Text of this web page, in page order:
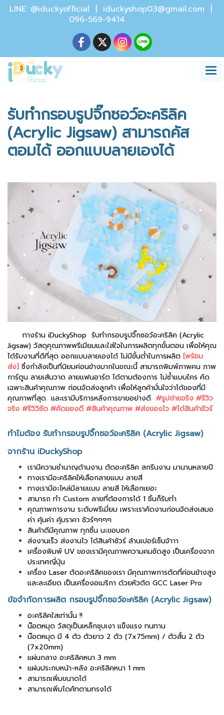
LINE: @iduckyofficial | iduckyshop03@gmail.com |
096-569-9414
รับทำกรอบรูปจิ๊กซอว์อะคริลิค
(Acrylic Jigsaw) สามารถคัส
ตอมได้ ออกแบบลายเองได้
ทางร้าน iDuckyShop รับทำกรอบรูปจิ๊กซอว์อะคริลิค (Acrylic
Jigsaw) วัสดุคุณภาพพรีเมียมและใส่ใจในการผลิตทุกขั้นตอน เพื่อให้คุณ
ได้รับงานที่ดีที่สุด ออกแบบลายเองได้ ไม่มีขั้นต่ำในการผลิต [พร้อม
ส่ง] ซึ่งกำลังเป็นที่นิยมค่อนข้างมากในขณะนี้ สามารถพิมพ์ภาพคน ภาพ
การ์ตูน ลายเส้นวาด ลายแฟนอาร์ต ได้ตามต้องการ ไม่ซ้ำแบบใคร คัด
เฉพาะสินค้าคุณภาพ ก่อนจัดส่งลูกค้า เพื่อให้ลูกค้ามั่นใจว่าได้ของที่มี
คุณภาพที่สุด และเรามีบริการหลังการขายอย่างดี #รูปถ่ายจริง #รีวิว
จริง #รีวิวิชัด #คัดของดี #สินค้าคุณภาพ #ส่งของไว #ได้สินค้าชัวร์
ทำไมต้อง รับทำกรอบรูปจิ๊กซอว์อะคริลิค (Acrylic Jigsaw)
จากร้าน iDuckyShop
เรามีความชำนาญด้านงาน ตัดอะคริลิค สกรีนงาน มานานหลายปี
ทางเรามีอะคริลิคให้เลือกลายแบบ ลายสี
ทางเรามีอะไหล่มีลายแบบ ลายสี ให้เลือกเยอะ
สามารถ ทำ Custom ลายที่ต้องการได้ 1 ชิ้นก็รับทำ
คุณภาพการงาน ระดับพรีเมี่ยม เพราะเราคัดงานก่อนจัดส่งเสมอ
ค่า คุ้มค่า คุ้มราคา ชัวร์ๆๆๆๆ
สินค้าดีมีคุณภาพ ทุกชิ้น นะขอบอก
ส่งงานเร็ว ส่งงานไว ได้สินค้าชัวร์ ล้านเปอร์เซ็นจ้าาา
เครื่องพิมพ์ UV ของเรามีคุณภาพความคมชัดสูง เป็นเครื่องจาก
ประเทศญี่ปุ่น
เครื่อง Laser ตัดอะคริลิคของเรา มีคุณภาพการตัดที่ค่อนข้างสูง
และละเอียด เป็นเครื่องอเมริกา ด้วยหัวตัด GCC Laser Pro
ข้อจำกัดการผลิต กรอบรูปจิ๊กซอว์อะคริลิค (Acrylic Jigsaw)
อะคริลิคใสเท่านั้น !!
น๊อตหมุด วัสดุเป็นเหล็กชุบเงา แข็งแรง ทนทาน
น๊อตหมุด มี 4 ตัว ตัวยาว 2 ตัว (7x75mm) / ตัวสั้น 2 ตัว
(7x20mm)
แผ่นกลาง อะคริลิคหนา 3 mm
แผ่นประกบหน้า-หลัง อะคริลิคหนา 1 mm
สามารถเพิ่มขนาดได้
สามารถเพิ่มไดคัทตามทรงได้